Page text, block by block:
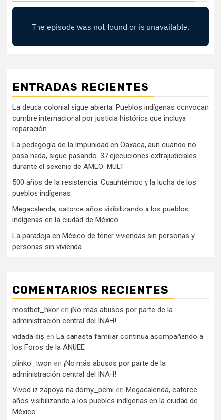
ENTRADAS RECIENTES
La deuda colonial sigue abierta: Pueblos indígenas convocan
cumbre internacional por justicia histórica que incluya
reparación
La pedagogía de la Impunidad en Oaxaca, aun cuando no
pasa nada, sigue pasando. 37 ejecuciones extrajudiciales
durante el sexenio de AMLO: MULT
500 años de la resistencia: Cuauhtémoc y la lucha de los
pueblos indígenas
Megacalenda, catorce años visibilizando a los pueblos
indígenas en la ciudad de México
La paradoja en México de tener viviendas sin personas y
personas sin vivienda.
COMENTARIOS RECIENTES
mostbet_hkor en ¡No más abusos por parte de la
administración central del INAH!
vidada diş en La canasta familiar continua acompañando a
los Foros de la ANUEE
plinko_twon en ¡No más abusos por parte de la
administración central del INAH!
Vivod iz zapoya na domy_pcmi en Megacalenda, catorce
años visibilizando a los pueblos indígenas en la ciudad de
México